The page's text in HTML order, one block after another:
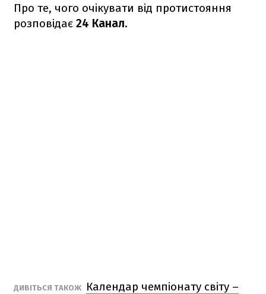
Про те, чого очікувати від протистояння
розповідає 24 Канал.
ДИВІТЬСЯ ТАКОЖ
Календар чемпіонату світу –